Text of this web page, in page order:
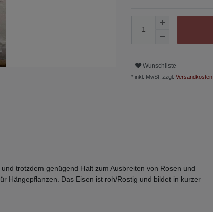
Wunschliste
* inkl. MwSt. zzgl. Versandkosten
trotzdem genügend Halt zum Ausbreiten von Rosen und
Hängepflanzen. Das Eisen ist roh/Rostig und bildet in kurzer